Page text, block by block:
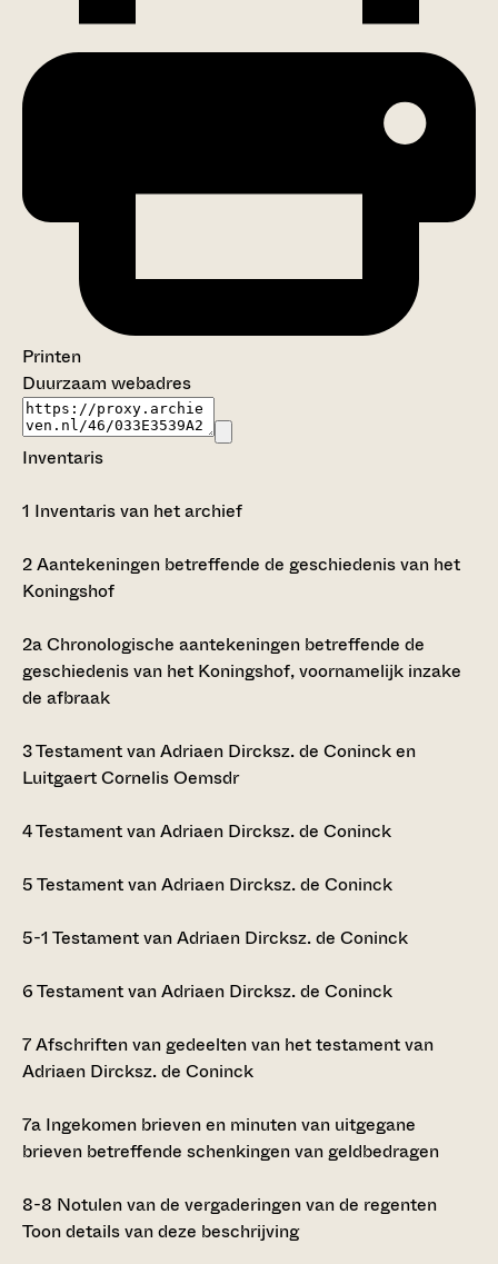
Printen
Duurzaam webadres
Inventaris
1 Inventaris van het archief
2Aantekeningen betreffende de geschiedenis van het
Koningshof
2aChronologische aantekeningen betreffende de
geschiedenis van het Koningshof, voornamelijk inzake
de afbraak
3Testament van Adriaen Dircksz. de Coninck en
Luitgaert Cornelis Oemsdr
4Testament van Adriaen Dircksz. de Coninck
5Testament van Adriaen Dircksz. de Coninck
5-1 Testament van Adriaen Dircksz. de Coninck
6Testament van Adriaen Dircksz. de Coninck
7Afschriften van gedeelten van het testament van
Adriaen Dircksz. de Coninck
7a Ingekomen brieven en minuten van uitgegane
brieven betreffende schenkingen van geldbedragen
8-8 Notulen van de vergaderingen van de regenten
Toon details van deze beschrijving